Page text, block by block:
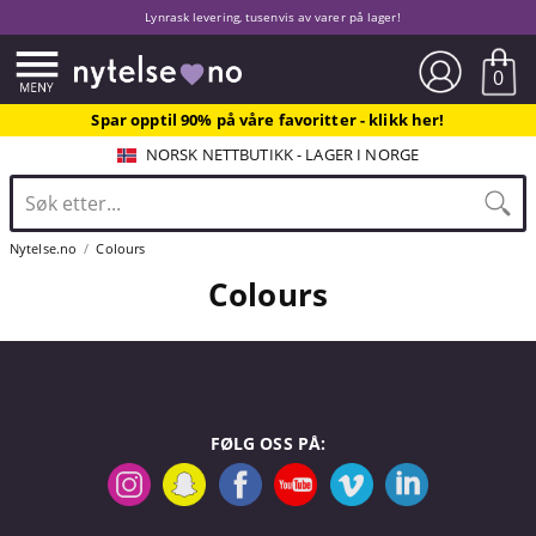
Lynrask levering, tusenvis av varer på lager!
0
Spar opptil 90% på våre favoritter - klikk her!
NORSK NETTBUTIKK - LAGER I NORGE
Nytelse.no Colours
Colours
FØLG OSS PÅ: